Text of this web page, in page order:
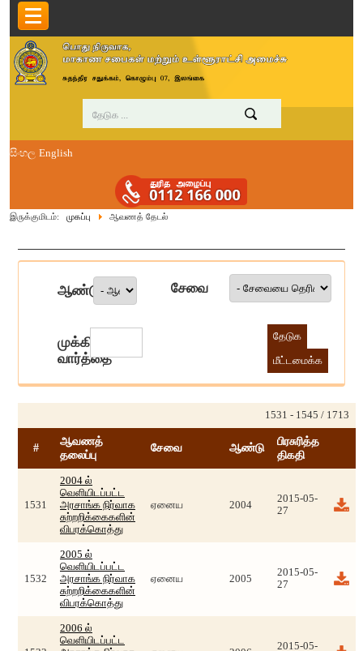
සිංහල English
இருக்குமிடம்: முகப்பு ஆவணத் தேடல்
ஆண்டு சேவை
முக்கிய
வார்த்தை
1531 - 1545 / 1713
#
ஆவணத்
தலைப்பு
சேவை ஆண்டு
பிரசுரித்த
திகதி
1531
2004 ல்
வெளியிடப்பட்ட
அரசாங்க நிர்வாக
சுற்றறிக்கைகளின்
விபரக்கொத்து
ஏனைய 2004
2015-05-
27
1532
2005 ல்
வெளியிடப்பட்ட
அரசாங்க நிர்வாக
சுற்றறிக்கைகளின்
விபரக்கொத்து
ஏனைய 2005
2015-05-
27
2006 ல்
வெளியிடப்பட்ட
2015-05-